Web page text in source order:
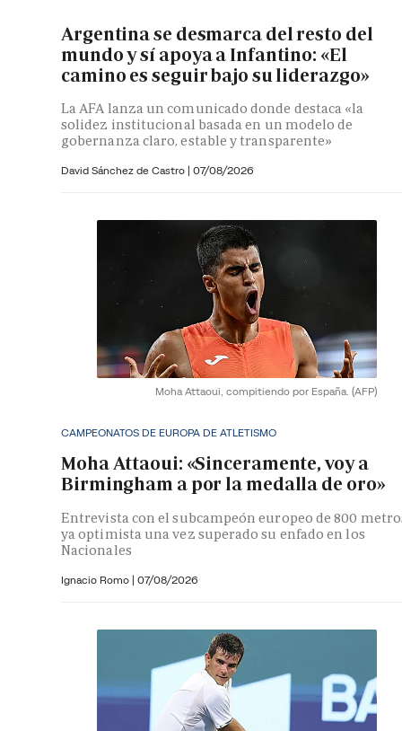
Argentina se desmarca del resto del
mundo y sí apoya a Infantino: «El
camino es seguir bajo su liderazgo»
La AFA lanza un comunicado donde destaca «la
solidez institucional basada en un modelo de
gobernanza claro, estable y transparente»
David Sánchez de Castro | 07/08/2026
Moha Attaoui, compitiendo por España. (AFP)
CAMPEONATOS DE EUROPA DE ATLETISMO
Moha Attaoui: «Sinceramente, voy a
Birmingham a por la medalla de oro»
Entrevista con el subcampeón europeo de 800
ya optimista una vez superado su enfado en los
Nacionales
Ignacio Romo | 07/08/2026